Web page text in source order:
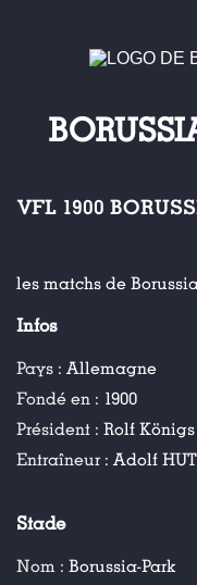
VFL 1900
les matchs de
Infos
Pays : Allemagne
Fondé en : 1900
Président : Rolf Königs
Entraîneur : Adolf
Stade
Nom : Borussia-Park